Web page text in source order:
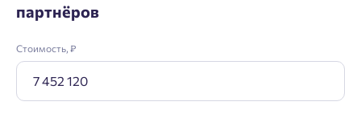
партнёров
Стоимость, ₽